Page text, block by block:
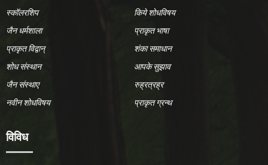
स्कॉलरशिप
जैन धर्मशाला
प्राकृत विद्वान्
शोध संस्थान
जैन संस्थाए
नवीन शोधविषय
किये शोधविषय
प्राकृत भाषा
शंका समाधान
आपके सुझाव
रुह्रत्रह्र
प्राकृत ग्रन्थ
विविध